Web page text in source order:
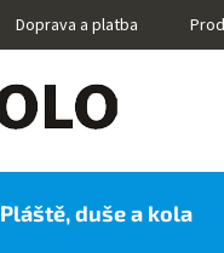
Doprava a platba
Pláště, duše a kola